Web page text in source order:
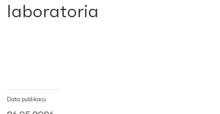
laboratoria
Data publikacji